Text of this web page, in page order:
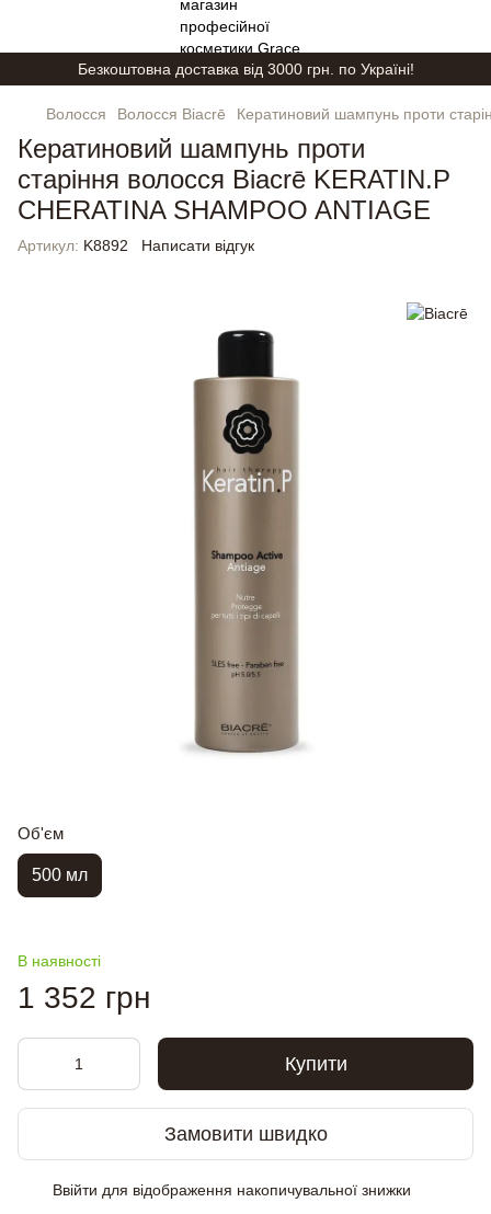
Безкоштовна доставка від 3000 грн. по Україні!
Волосся Волосся Biacrē Кератиновий шампунь проти
Кератиновий шампунь проти
старіння волосся Biacrē KERATIN.P
CHERATINA SHAMPOO ANTIAGE
Артикул: K8892 Написати відгук
Об'єм
500 мл
В наявності
1 352 грн
Купити
Замовити швидко
Ввійти для відображення накопичувальної знижки